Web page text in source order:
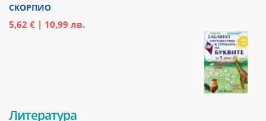
СКОРПИО
5,62 € | 10,99 лв.
Литература